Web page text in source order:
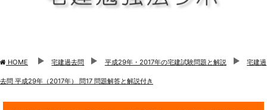
HOME 宅建過去問 平成29年・2017年の宅建試験問題と解説 宅建過
去問 平成29年（2017年） 問17 問題解答と解説付き